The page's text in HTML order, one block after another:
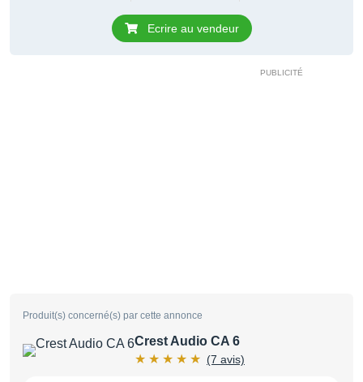
Ecrire au vendeur
Produit(s) concerné(s) par cette annonce
Crest Audio CA 6
(7 avis)